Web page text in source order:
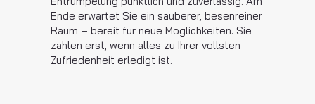
Ende erwartet Sie ein sauberer, besenreiner
Raum – bereit für neue Möglichkeiten. Sie
zahlen erst, wenn alles zu Ihrer vollsten
Zufriedenheit erledigt ist.